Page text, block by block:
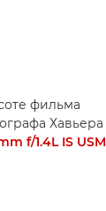
фильма
Хавьера
f/1.4L IS USM